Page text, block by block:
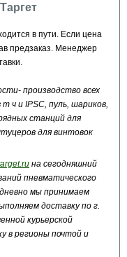
в пути. Если цена
предзаказ. Менеджер
производство всех
ч и IPSC, пуль, шариков,
станций для
для винтовок
на сегодняшний
пневматического
мы принимаем
доставку по г.
курьерской
в регионы почтой и